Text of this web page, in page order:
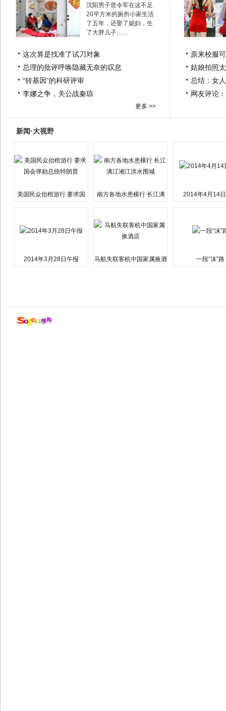
沈阳男子曾令军在这不足
20平方米的厕所小家生活
了五年，还娶了媳妇，生
了大胖儿子……
这次算是找准了试刀对象
总理的批评呼唤隐藏无奈的叹息
“转基因”的科研评审
李娜之争，关公战秦琼
更多 >>
原来校服
姑娘拍照
总结：女
网友评论
新闻·大视野
美国民众抬棺游行 要求国
南方各地水患横行 长江漓
2014年4月14
2014年3月28日午报
马航失联客机中国家属换酒
一段“沫”路